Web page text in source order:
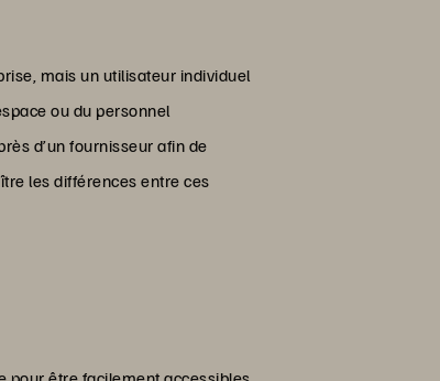
mais un utilisateur individuel
ou du personnel
d’un fournisseur afin de
les différences entre ces